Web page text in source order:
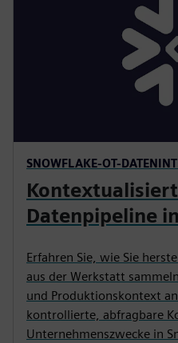
SNOWFLAKE-OT-
Datenpipeline
Erfahren Sie, wie Sie
aus der Werkstatt
und Produktionskontext
kontrollierte, abfragbare
Unternehmenszwecke in